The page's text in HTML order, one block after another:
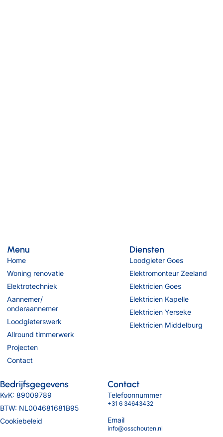
Menu
Home
Woning renovatie
Elektrotechniek
Aannemer/
onderaannemer
Loodgieterswerk
Allround timmerwerk
Projecten
Contact
Diensten
Loodgieter Goes
Elektromonteur Zeeland
Elektricien Goes
Elektricien Kapelle
Elektricien Yerseke
Elektricien Middelburg
Bedrijfsgegevens
KvK: 89009789
BTW: NL004681681B95
Cookiebeleid
Contact
Telefoonnummer
+31 6 34643432
Email
info@osschouten.nl